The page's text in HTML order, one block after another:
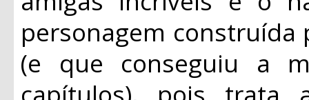
personagem
(e que conseguiu a